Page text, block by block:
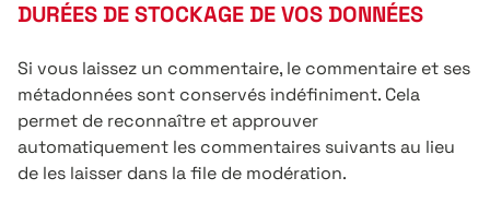
DURÉES DE STOCKAGE DE VOS DONNÉES
Si vous laissez un commentaire, le commentaire et ses
métadonnées sont conservés indéfiniment. Cela
permet de reconnaître et approuver
automatiquement les commentaires suivants au lieu
de les laisser dans la file de modération.